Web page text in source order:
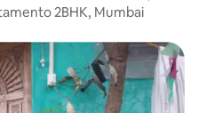
2BHK, Mumbai